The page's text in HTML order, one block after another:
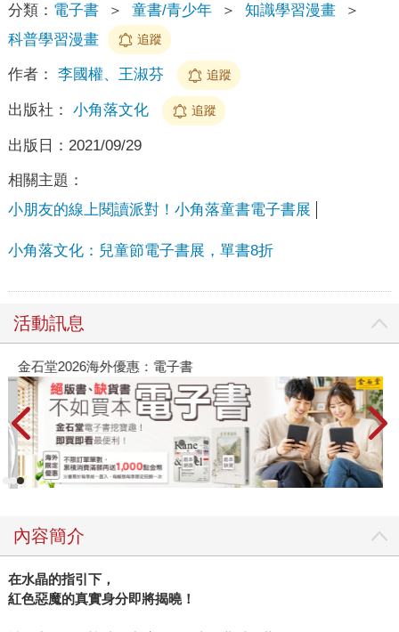
分類： 電子書 ＞ 童書/青少年 ＞ 知識學習漫畫
＞
科普學習漫畫
追蹤
作者： 李國權、王淑芬 追蹤
出版社： 小角落文化 追蹤
出版日： 2021/09/29
相關主題：
小朋友的線上閱讀派對！小角落童書電子書展
小角落文化：兒童節電子書展，單書8折
活動訊息
金石堂2026海外優惠：電子書
內容簡介
在水晶的指引下，
紅色惡魔的真實身分即將揭曉！